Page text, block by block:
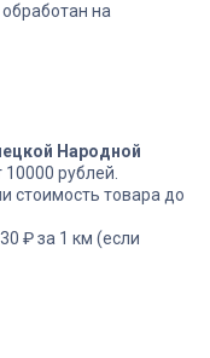
₽
на
Народной
рублей.
стоимость товара до
30 ₽ за 1 км (если